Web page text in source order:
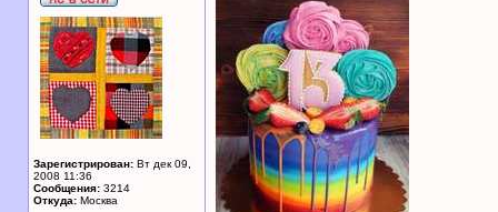
Зарегистрирован: Вт дек 09,
2008 11:36
Сообщения: 3214
Откуда: Москва